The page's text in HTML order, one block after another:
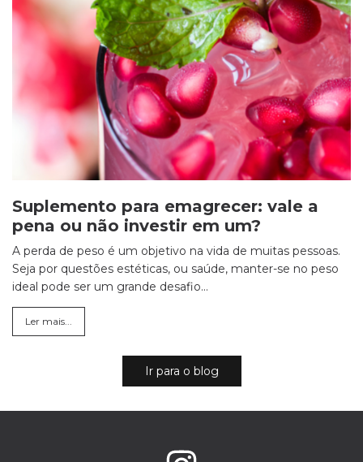
Suplemento para emagrecer: vale a
pena ou não investir em um?
A perda de peso é um objetivo na vida de muitas pessoas.
Seja por questões estéticas, ou saúde, manter-se no peso
ideal pode ser um grande desafio...
Ler mais...
Ir para o blog